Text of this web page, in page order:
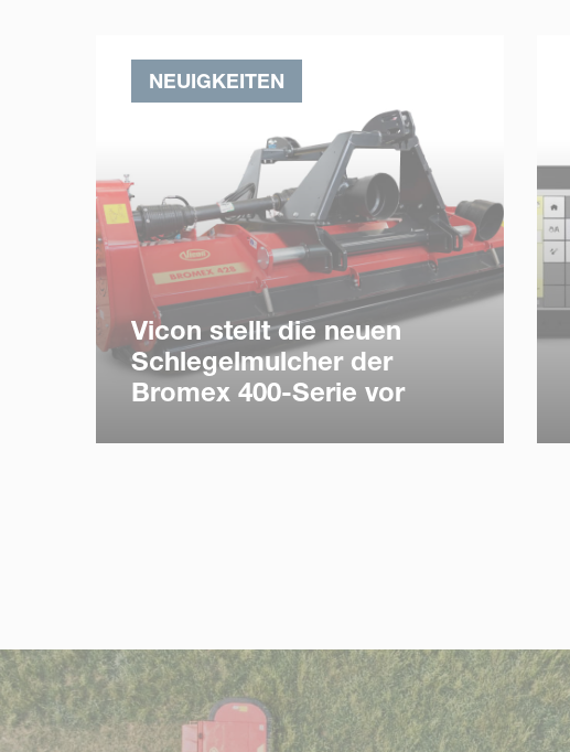
NEUIGKEITEN
Vicon stellt die neuen
Schlegelmulcher der
Bromex 400-Serie vor